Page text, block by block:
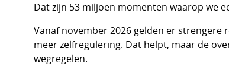
Dat zijn 53 miljoen momenten waarop we
Vanaf november 2026 gelden er strengere
meer zelfregulering. Dat helpt, maar de
wegregelen.